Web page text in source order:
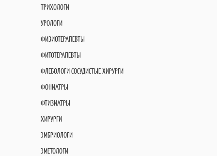
ТРИХОЛОГИ
УРОЛОГИ
ФИЗИОТЕРАПЕВТЫ
ФИТОТЕРАПЕВТЫ
ФЛЕБОЛОГИ СОСУДИСТЫЕ ХИРУРГИ
ФОНИАТРЫ
ФТИЗИАТРЫ
ХИРУРГИ
ЭМБРИОЛОГИ
ЭМЕТОЛОГИ